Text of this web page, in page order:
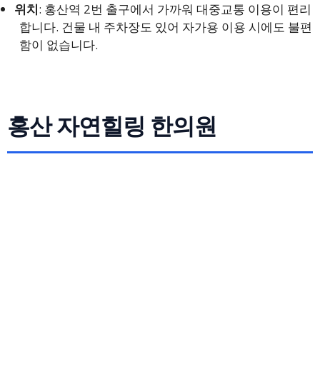
위치: 홍산역 2번 출구에서 가까워 대중교통 이용이 편리
합니다. 건물 내 주차장도 있어 자가용 이용 시에도 불편
함이 없습니다.
홍산 자연힐링 한의원